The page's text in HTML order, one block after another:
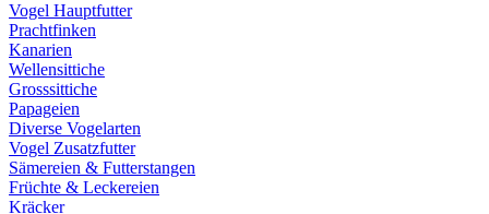
Vogel Hauptfutter
Prachtfinken
Kanarien
Wellensittiche
Grosssittiche
Papageien
Diverse Vogelarten
Vogel Zusatzfutter
Sämereien & Futterstangen
Früchte & Leckereien
Kräcker